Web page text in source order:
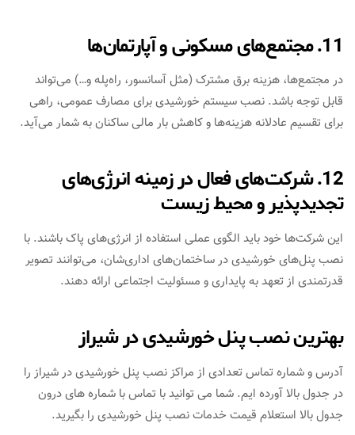
11. مجتمع‌های مسکونی و آپارتمان‌ها
در مجتمع‌ها، هزینه برق مشترک (مثل آسانسور، راه‌پله و…) می‌تواند
قابل توجه باشد. نصب سیستم خورشیدی برای مصارف عمومی، راهی
برای تقسیم عادلانه هزینه‌ها و کاهش بار مالی ساکنان به شمار می‌آید.
12. شرکت‌های فعال در زمینه انرژی‌های
تجدیدپذیر و محیط زیست
این شرکت‌ها خود باید الگوی عملی استفاده از انرژی‌های پاک باشند. با
نصب پنل‌های خورشیدی در ساختمان‌های اداری‌شان، می‌توانند تصویر
قدرتمندی از تعهد به پایداری و مسئولیت اجتماعی ارائه دهند.
بهترین نصب پنل خورشیدی در شیراز
آدرس و شماره تماس تعدادی از مراکز نصب پنل خورشیدی در شیراز را
در جدول بالا آورده ایم. شما می توانید با تماس با شماره های درون
جدول بالا استعلام قیمت خدمات نصب پنل خورشیدی را بگیرید.